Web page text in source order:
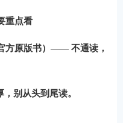
重点看
方原版书）—— 不通读，
别从头到尾读。